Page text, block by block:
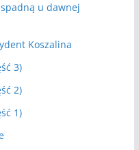
spadną u dawnej
Koszalina
3)
2)
1)